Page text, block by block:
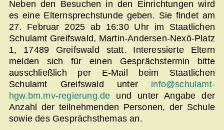
Neben den Besuchen in den Einrichtungen wird
es eine Elternsprechstunde geben. Sie findet am
27. Februar 2025 ab 16:30 Uhr im Staatlichen
Schulamt Greifswald, Martin-Andersen-Nexö-Platz
1, 17489 Greifswald statt. Interessierte Eltern
melden sich für einen Gesprächstermin bitte
ausschließlich per E-Mail beim Staatlichen
Schulamt Greifswald unter info@schulamt-
hgw.bm.mv-regierung.de und unter Angabe der
Anzahl der teilnehmenden Personen, der Schule
sowie des Gesprächsthemas an.